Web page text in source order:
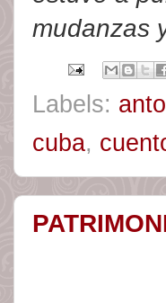
mudanzas
Labels:
cuba,